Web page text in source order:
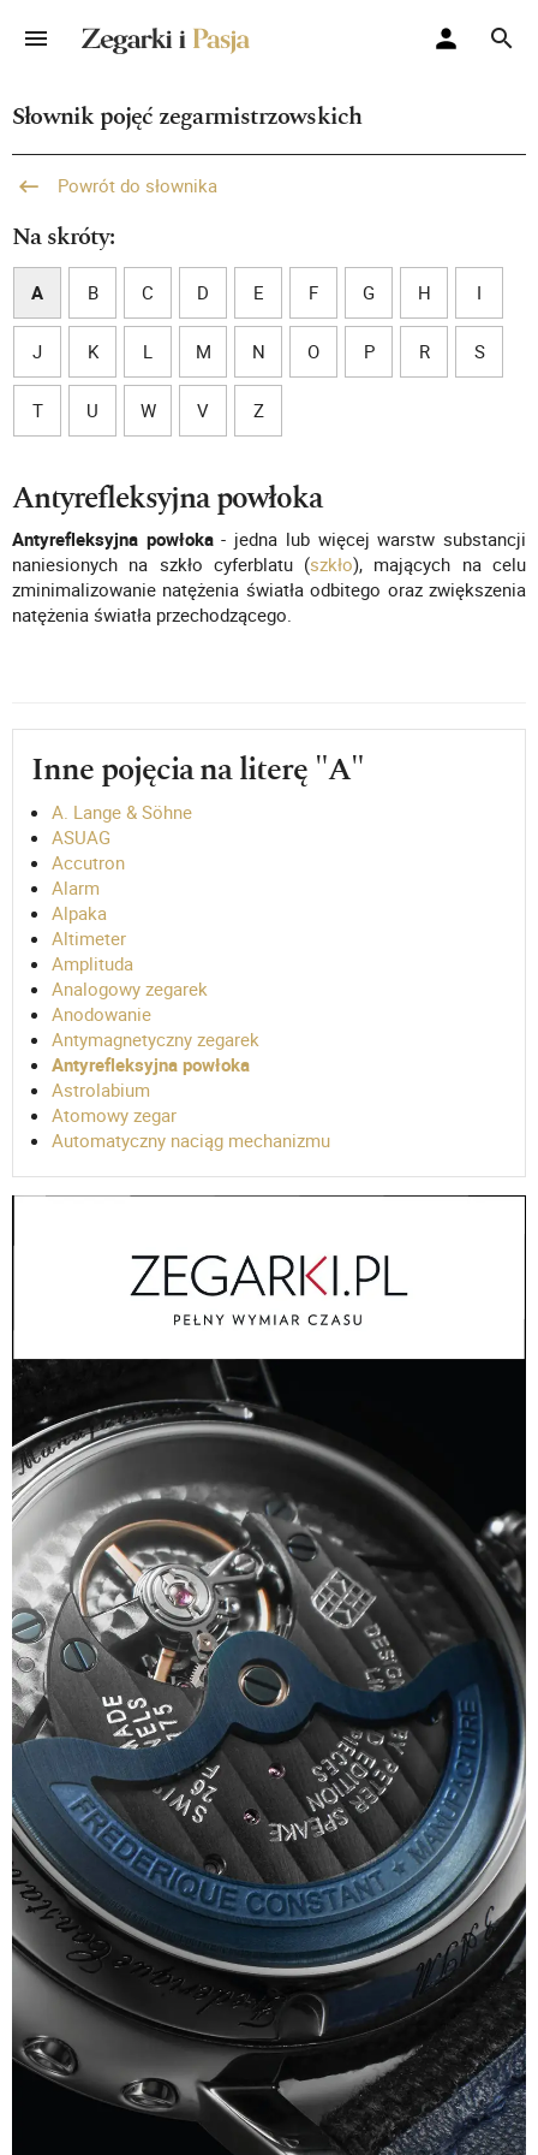
Słownik pojęć zegarmistrzowskich
Powrót do słownika
Na skróty:
A B C D E F G H I
J K L M N O P R S
T U W V Z
Antyrefleksyjna powłoka
Antyrefleksyjna powłoka- jedna lub więcej warstw substancji
naniesionych na szkło cyferblatu (szkło), mających na celu
zminimalizowanie natężenia światła odbitego oraz zwiększenia
natężenia światła przechodzącego.
Inne pojęcia na literę "A"
A. Lange & Söhne
ASUAG
Accutron
Alarm
Alpaka
Altimeter
Amplituda
Analogowy zegarek
Anodowanie
Antymagnetyczny zegarek
Antyrefleksyjna powłoka
Astrolabium
Atomowy zegar
Automatyczny naciąg mechanizmu